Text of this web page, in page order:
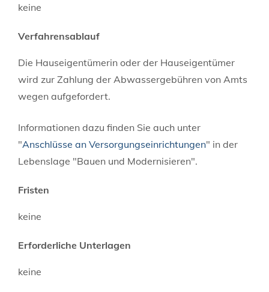
keine
Verfahrensablauf
Die Hauseigentümerin oder der Hauseigentümer
wird zur Zahlung der Abwassergebühren von Amts
wegen aufgefordert.
Informationen dazu finden Sie auch unter
"Anschlüsse an Versorgungseinrichtungen" in der
Lebenslage "Bauen und Modernisieren".
Fristen
keine
Erforderliche Unterlagen
keine